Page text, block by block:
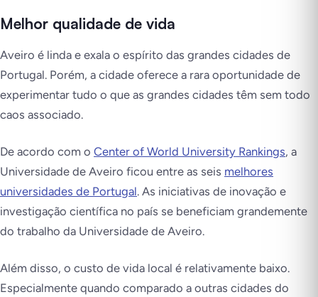
Melhor qualidade de vida
Aveiro é linda e exala o espírito das grandes cidades de
Portugal. Porém, a cidade oferece a rara oportunidade de
experimentar tudo o que as grandes cidades têm sem todo
caos associado.
De acordo com o Center of World University Rankings, a
Universidade de Aveiro ficou entre as seis melhores
universidades de Portugal. As iniciativas de inovação e
investigação científica no país se beneficiam grandemente
do trabalho da Universidade de Aveiro.
Além disso, o custo de vida local é relativamente baixo.
Especialmente quando comparado a outras cidades do